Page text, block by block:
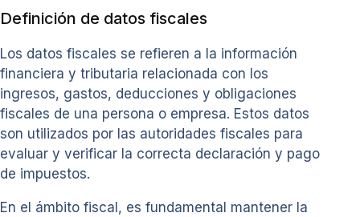
Definición de datos fiscales
Los datos fiscales se refieren a la información
financiera y tributaria relacionada con los
ingresos, gastos, deducciones y obligaciones
fiscales de una persona o empresa. Estos datos
son utilizados por las autoridades fiscales para
evaluar y verificar la correcta declaración y pago
de impuestos.
En el ámbito fiscal, es fundamental mantener la